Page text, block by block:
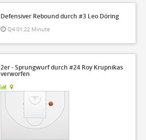
Defensiver Rebound durch #3 Leo Döring
Q4 01:22 Minute
2er - Sprungwurf durch #24 Roy Krupnikas
verworfen